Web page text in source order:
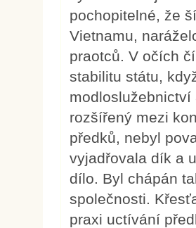
pochopitelné, že
Vietnamu,
praotců. V očích
stabilitu státu,
rozšířený mezi
předků, nebyl
vyjadřovala dík a
dílo. Byl chápán
společnosti.
praxi uctívání